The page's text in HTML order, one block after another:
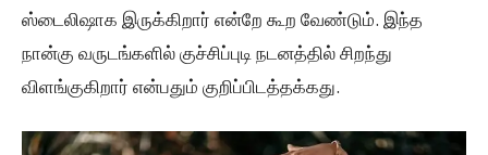
ஸ்டைலிஷாக இருக்கிறார் என்றே கூற வேண்டும். இந்த
நான்கு வருடங்களில் குச்சிப்புடி நடனத்தில் சிறந்து
விளங்குகிறார் என்பதும் குறிப்பிடத்தக்கது.